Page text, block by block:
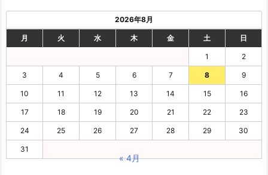
2026年8月
月 火 水 木 金 土 日
1 2
3 4 5 6 7 8 9
10 11 12 13 14 15 16
17 18 19 20 21 22 23
24 25 26 27 28 29 30
31
« 4月